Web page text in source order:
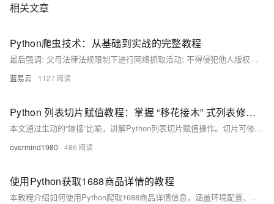
相关文章
Python爬虫技术：从基础到实战的完整教程
最后强调: 父母法律法规限制下进行网络抓取活动; 不得侵犯他人版权隐私利益; 同时也要注意个人安全防止泄露敏感信息.
蓝易云 1127
Python 列表切片赋值教程：掌握 “移花接木” 式列表修改技巧
本文通过生动的“嫁接”比喻，讲解Python列表切片赋值操作。切片可修改原列表内容，实现头部、尾部或中间元素替换，支持不等长赋值，灵活实现列表结构更新。
overmind1980 486
使用Python获取1688商品详情的教程
本教程介绍如何使用Python爬取1688商品详情信息，涵盖环境配置、代码编写、数据处理及合法合规注意事项，助你快速掌握商品数据抓取与保存技巧。